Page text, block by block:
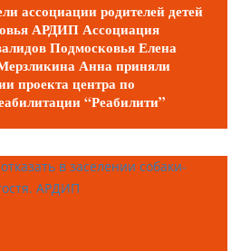
ассоциации родителей детей
АРДИП Ассоциация
Подмосковья Елена
Анна приняли
проекта центра по
“Реабилити”